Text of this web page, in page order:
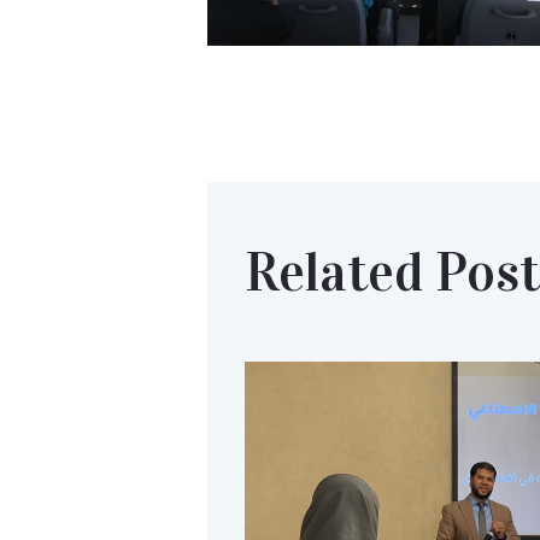
Related